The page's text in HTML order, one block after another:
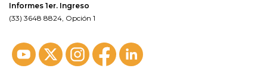
Informes 1er. Ingreso
(33) 3648 8824, Opción 1